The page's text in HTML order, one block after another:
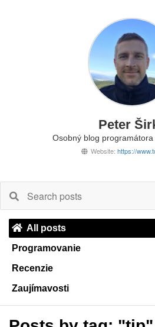
Peter
Osobný blog programátora
Website: https://
All posts
Programovanie
Recenzie
Zaujímavosti